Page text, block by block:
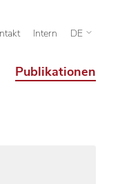
Intern DE
Publikationen